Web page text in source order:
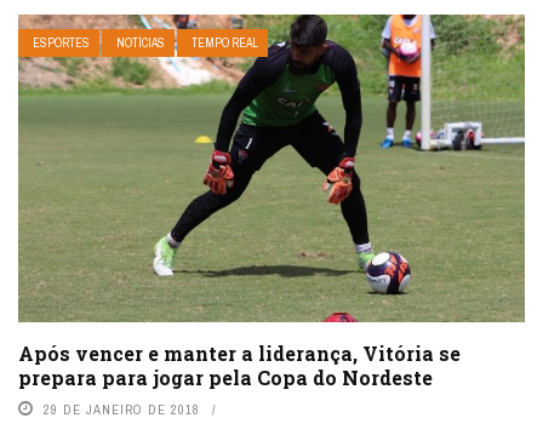
ESPORTES NOTÍCIAS TEMPO REAL
Após vencer e manter a liderança, Vitória se
prepara para jogar pela Copa do Nordeste
29 DE JANEIRO DE 2018